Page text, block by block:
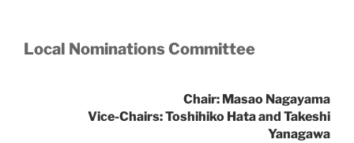
Local Nominations Committee
Chair: Masao Nagayama
Vice-Chairs: Toshihiko Hata and Takeshi
Yanagawa